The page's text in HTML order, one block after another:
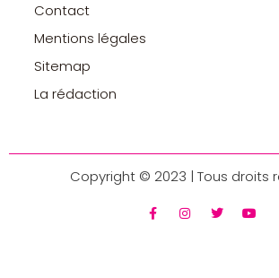
Contact
Mentions légales
Sitemap
La rédaction
Copyright © 2023 | Tous droits